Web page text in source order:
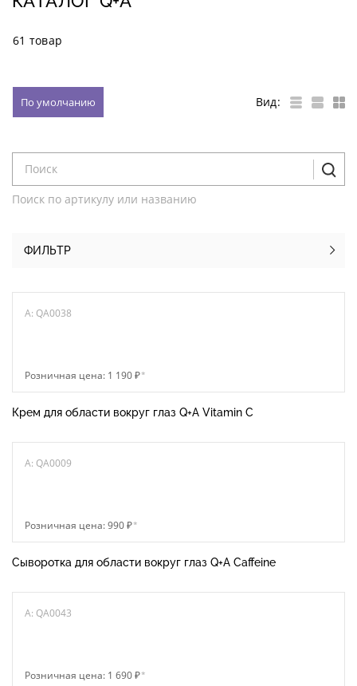
61 товар
По умолчанию Вид:
Поиск по артикулу или названию
ФИЛЬТР
A: QA0038
Розничная цена: 1 190 ₽*
Крем для области вокруг глаз Q+A Vitamin C
A: QA0009
Розничная цена: 990 ₽*
Сыворотка для области вокруг глаз Q+A Caffeine
A: QA0043
Розничная цена: 1 690 ₽*